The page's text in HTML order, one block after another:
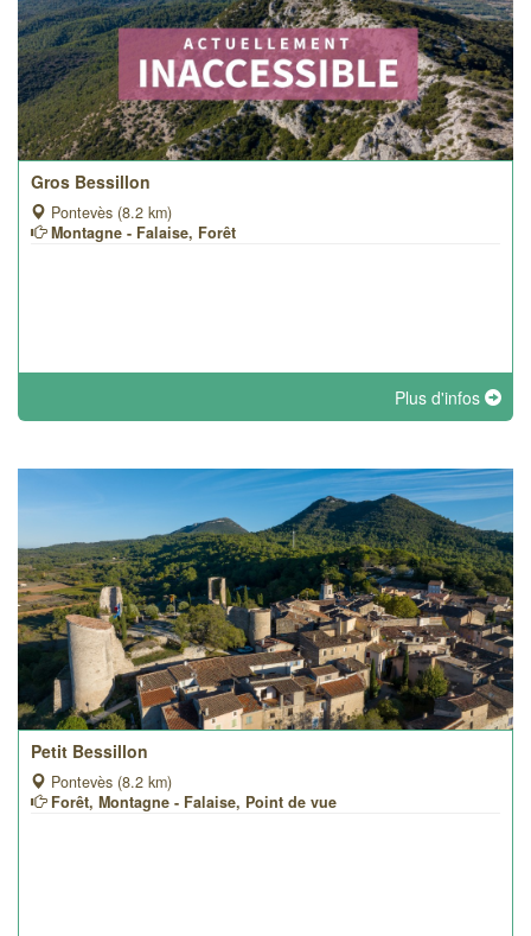
Gros Bessillon
Pontevès (8.2 km)
Montagne - Falaise, Forêt
Plus d'infos
Petit Bessillon
Pontevès (8.2 km)
Forêt, Montagne - Falaise, Point de vue